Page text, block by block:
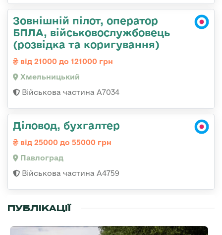
Зовнішній пілот, оператор
БПЛА, військовослужбовець
(розвідка та коригування)
від 21000 до 121000 грн
Хмельницький
Військова частина А7034
Діловод, бухгалтер
від 25000 до 55000 грн
Павлоград
Військова частина А4759
ПУБЛІКАЦІЇ